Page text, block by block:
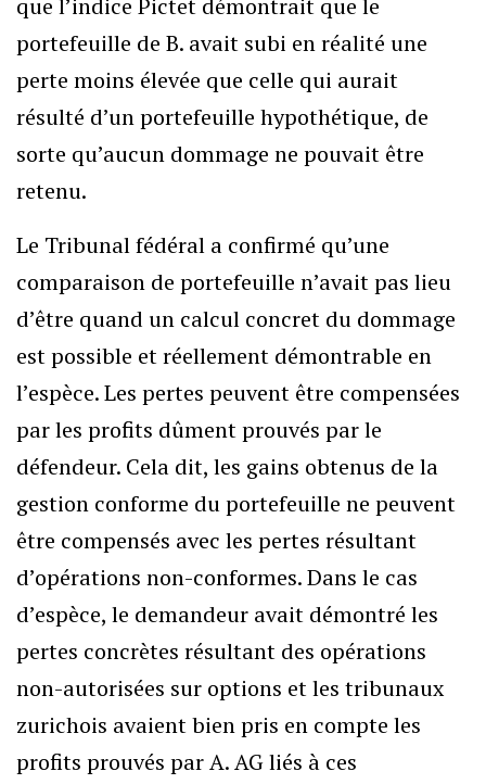
que l’indice Pictet démontrait que le
portefeuille de B. avait subi en réalité une
perte moins élevée que celle qui aurait
résulté d’un portefeuille hypothétique, de
sorte qu’aucun dommage ne pouvait être
retenu.
Le Tribunal fédéral a confirmé qu’une
comparaison de portefeuille n’avait pas lieu
d’être quand un calcul concret du dommage
est possible et réellement démontrable en
l’espèce. Les pertes peuvent être compensées
par les profits dûment prouvés par le
défendeur. Cela dit, les gains obtenus de la
gestion conforme du portefeuille ne peuvent
être compensés avec les pertes résultant
d’opérations non-conformes. Dans le cas
d’espèce, le demandeur avait démontré les
pertes concrètes résultant des opérations
non-autorisées sur options et les tribunaux
zurichois avaient bien pris en compte les
profits prouvés par A. AG liés à ces